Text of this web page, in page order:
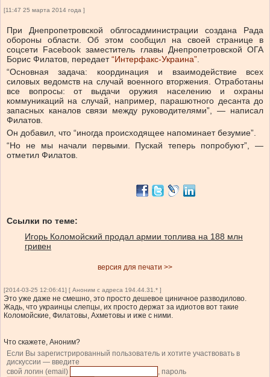
[11:47 25 марта 2014 года ]
При Днепропетровской облгосадминистрации создана Рада
обороны области. Об этом сообщил на своей странице в
соцсети Facebook заместитель главы Днепропетровской ОГА
Борис Филатов, передает“Интерфакс-Украина”.
“Основная задача: координация и взаимодействие всех
силовых ведомств на случай военного вторжения. Отработаны
все вопросы: от выдачи оружия населению и охраны
коммуникаций на случай, например, парашютного десанта до
запасных каналов связи между руководителями”, — написал
Филатов.
Он добавил, что “иногда происходящее напоминает безумие”.
“Но не мы начали первыми. Пускай теперь попробуют”, —
отметил Филатов.
Ссылки по теме:
Игорь Коломойский продал армии топлива на 188 млн
гривен
версия для печати >>
[2014-03-25 12:06:41] [ Аноним с адреса 194.44.31.* ]
Это уже даже не смешно, это просто дешевое циничное разводилово.
Жадь, что украинцы слепцы, их просто держат за идиотов вот такие
Коломойские, Филатовы, Ахметовы и иже с ними.
Что скажете, Аноним?
Если Вы зарегистрированный пользователь и хотите участвовать в
дискуссии — введите
свой логин (email)
, пароль